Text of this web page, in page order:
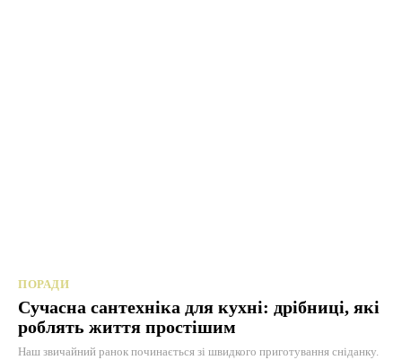
ПОРАДИ
Сучасна сантехніка для кухні: дрібниці, які
роблять життя простішим
Наш звичайний ранок починається зі швидкого приготування сніданку.